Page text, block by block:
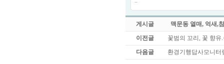
게시글
맥문동 열매, 억새,
이전글
꽃범의 꼬리, 꽃 향
다음글
환경기행답사모니터